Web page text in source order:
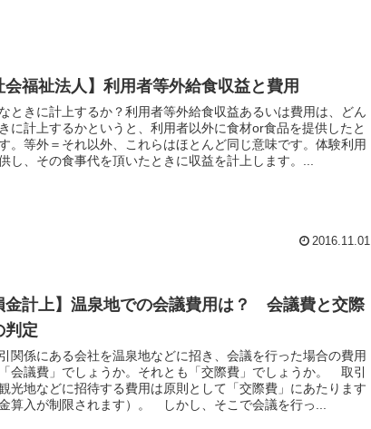
会福祉法人】利用者等外給食収益と費用
ときに計上するか？利用者等外給食収益あるいは費用は、どん
に計上するかというと、利用者以外に食材or食品を提供したと
。等外＝それ以外、これらはほとんど同じ意味です。体験利用
し、その食事代を頂いたときに収益を計上します。...
2016.11.01
金計上】温泉地での会議費用は？ 会議費と交際
判定
係にある会社を温泉地などに招き、会議を行った場合の費用
会議費」でしょうか。それとも「交際費」でしょうか。 取引
光地などに招待する費用は原則として「交際費」にあたります
算入が制限されます）。 しかし、そこで会議を行っ...